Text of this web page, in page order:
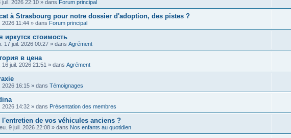
juil. 2026 22:10 » dans Forum principal
à Strasbourg pour notre dossier d'adoption, des pistes ?
2026 11:44 » dans Forum principal
иркутск стоимость
17 juil. 2026 00:27 » dans Agrément
в цена
16 juil. 2026 21:51 » dans Agrément
2026 16:15 » dans Témoignages
2026 14:32 » dans Présentation des membres
de vos véhicules anciens ?
9 juil. 2026 22:08 » dans Nos enfants au quotidien